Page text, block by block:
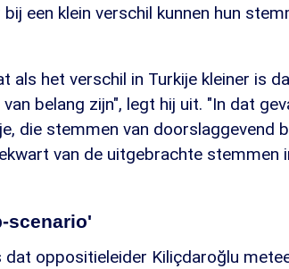
een klein verschil kunnen hun
als het verschil in Turkije kleiner is
belang zijn", legt hij uit. "In dat
die stemmen van doorslaggevend
van de uitgebrachte stemmen
scenario'
dat oppositieleider Kiliçdaroğlu